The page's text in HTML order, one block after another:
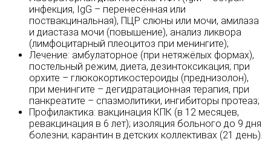
инфекция, IgG – перенесённая или
поствакцинальная), ПЦР слюны или мочи, амилаза
и диастаза мочи (повышение), анализ ликвора
(лимфоцитарный плеоцитоз при менингите);
Лечение: амбулаторное (при нетяжёлых формах),
постельный режим, диета, дезинтоксикация; при
орхите – глюкокортикостероиды (преднизолон),
при менингите – дегидратационная терапия, при
панкреатите – спазмолитики, ингибиторы протеаз;
Профилактика: вакцинация КПК (в 12 месяцев,
ревакцинация в 6 лет); изоляция больного до 9 дня
болезни; карантин в детских коллективах (21 день).